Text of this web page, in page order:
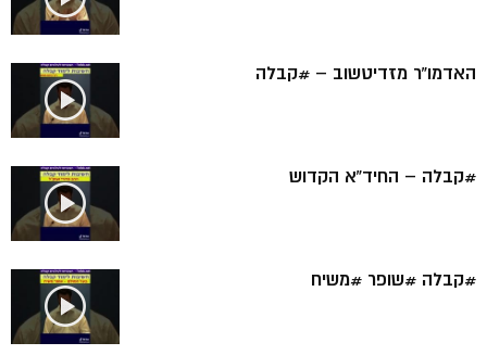
האדמו”ר מזדיטשוב – #קבלה
#קבלה – החיד”א הקדוש
#קבלה #שופר #משיח